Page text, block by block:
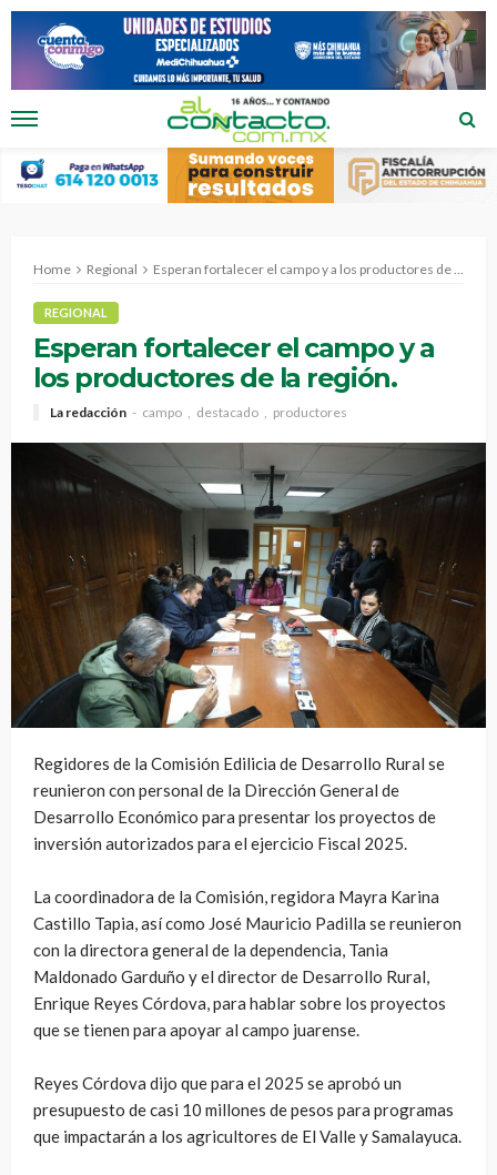
Home Regional Esperan fortalecer el campo y a los productores de la región.
REGIONAL
Esperan fortalecer el campo y a
los productores de la región.
La redacción campo destacado productores
Regidores de la Comisión Edilicia de Desarrollo Rural se
reunieron con personal de la Dirección General de
Desarrollo Económico para presentar los proyectos de
inversión autorizados para el ejercicio Fiscal 2025.
La coordinadora de la Comisión, regidora Mayra Karina
Castillo Tapia, así como José Mauricio Padilla se reunieron
con la directora general de la dependencia, Tania
Maldonado Garduño y el director de Desarrollo Rural,
Enrique Reyes Córdova, para hablar sobre los proyectos
que se tienen para apoyar al campo juarense.
Reyes Córdova dijo que para el 2025 se aprobó un
presupuesto de casi 10 millones de pesos para programas
que impactarán a los agricultores de El Valle y Samalayuca.